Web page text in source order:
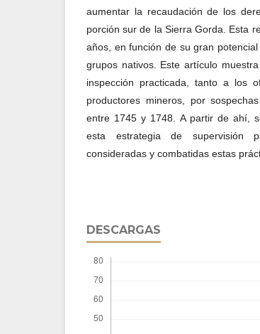
aumentar la recaudación de los
porción sur de la Sierra Gorda. Esta
años, en función de su gran
grupos nativos. Este artículo
inspección practicada, tanto a los
productores mineros, por
entre 1745 y 1748. A partir de ahí,
esta estrategia de supervisión
consideradas y combatidas estas
DESCARGAS